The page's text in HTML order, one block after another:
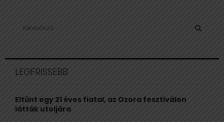
h
o
r
LEGFRISSEBB
Eltűnt egy 21 éves fiatal, az Ozora fesztiválon
látták utoljára